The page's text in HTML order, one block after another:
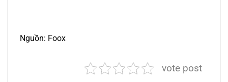
Nguồn: Foox
vote post